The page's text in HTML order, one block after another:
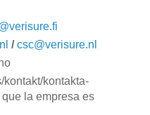
/csc@verisure.nl
kontakt/kontakta-
la empresa es